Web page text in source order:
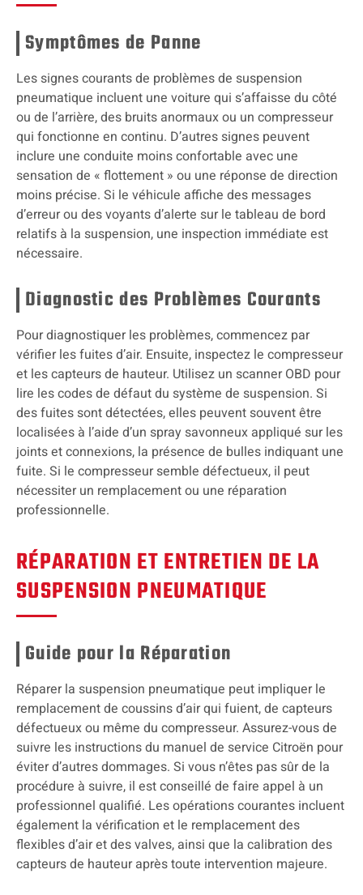
Symptômes de Panne
Les signes courants de problèmes de suspension
pneumatique incluent une voiture qui s’affaisse du côté
ou de l’arrière, des bruits anormaux ou un compresseur
qui fonctionne en continu. D’autres signes peuvent
inclure une conduite moins confortable avec une
sensation de « flottement » ou une réponse de direction
moins précise. Si le véhicule affiche des messages
d’erreur ou des voyants d’alerte sur le tableau de bord
relatifs à la suspension, une inspection immédiate est
nécessaire.
Diagnostic des Problèmes Courants
Pour diagnostiquer les problèmes, commencez par
vérifier les fuites d’air. Ensuite, inspectez le compresseur
et les capteurs de hauteur. Utilisez un scanner OBD pour
lire les codes de défaut du système de suspension. Si
des fuites sont détectées, elles peuvent souvent être
localisées à l’aide d’un spray savonneux appliqué sur les
joints et connexions, la présence de bulles indiquant une
fuite. Si le compresseur semble défectueux, il peut
nécessiter un remplacement ou une réparation
professionnelle.
RÉPARATION ET ENTRETIEN DE LA
SUSPENSION PNEUMATIQUE
Guide pour la Réparation
Réparer la suspension pneumatique peut impliquer le
remplacement de coussins d’air qui fuient, de capteurs
défectueux ou même du compresseur. Assurez-vous de
suivre les instructions du manuel de service Citroën pour
éviter d’autres dommages. Si vous n’êtes pas sûr de la
procédure à suivre, il est conseillé de faire appel à un
professionnel qualifié. Les opérations courantes incluent
également la vérification et le remplacement des
flexibles d’air et des valves, ainsi que la calibration des
capteurs de hauteur après toute intervention majeure.